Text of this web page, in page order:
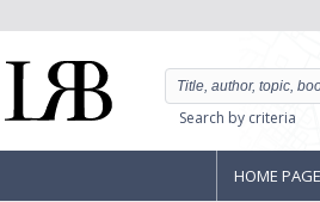
Search by criteria
HOME PAGE